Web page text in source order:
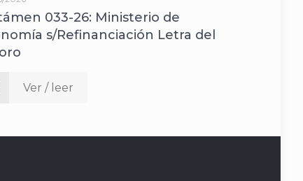
033-26: Ministerio de
s/Refinanciación Letra del
Ver / leer